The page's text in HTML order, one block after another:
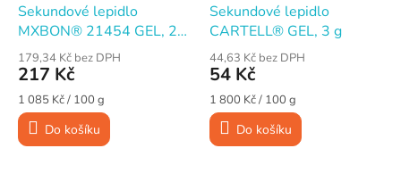
Sekundové lepidlo
MXBON® 21454 GEL, 20
g179,34 Kč bez DPH
217 Kč
Měrná
cena:
1 085 Kč / 100 g
Do košíku
Sekundové lepidlo
CARTELL® GEL, 3 g
44,63 Kč bez DPH
54 Kč
Měrná
cena:
1 800 Kč / 100 g
Do košíku